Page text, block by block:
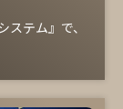
テム』で、